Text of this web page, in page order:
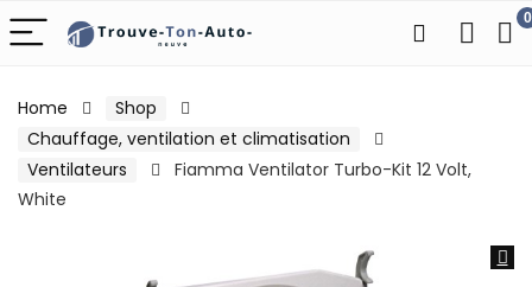
0
Home
Shop
Chauffage, ventilation et climatisation
Ventilateurs
Fiamma Ventilator Turbo-Kit 12 Volt,
White